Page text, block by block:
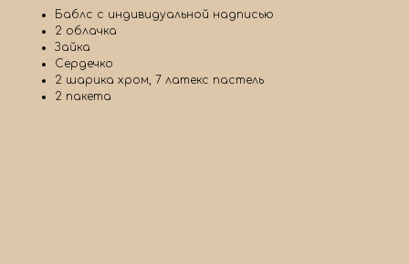
Баблс с индивидуальной надписью
2 облачка
Зайка
Сердечко
2 шарика хром, 7 латекс пастель
2 пакета